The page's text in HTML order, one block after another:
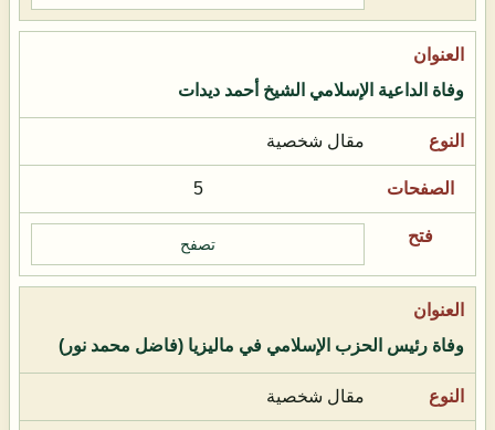
وفاة الداعية الإسلامي الشيخ أحمد ديدات
مقال شخصية
5
تصفح
وفاة رئيس الحزب الإسلامي في ماليزيا (فاضل محمد نور)
مقال شخصية